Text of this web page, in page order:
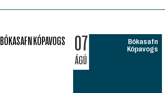
BÓKASAFN KÓPAVOGS 07
ÁGÚ
Bókasafn
Kópavogs